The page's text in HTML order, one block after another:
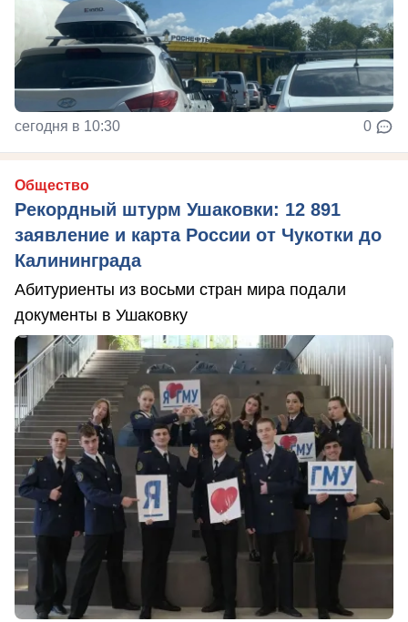
сегодня в 10:30 0
Общество
Рекордный штурм Ушаковки: 12 891
заявление и карта России от Чукотки до
Калининграда
Абитуриенты из восьми стран мира подали
документы в Ушаковку